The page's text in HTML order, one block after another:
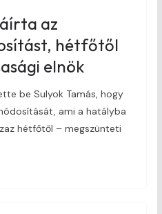
az
hétfőtől
elnök
be Sulyok Tamás, hogy
ami a hatályba
hétfőtől – megszünteti